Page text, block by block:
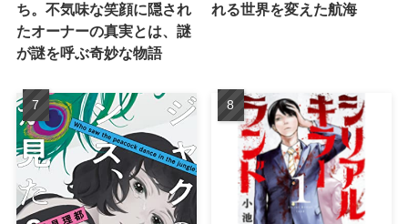
ち。不気味な笑顔に隠され
たオーナーの真実とは、謎
が謎を呼ぶ奇妙な物語
れる世界を変えた航海